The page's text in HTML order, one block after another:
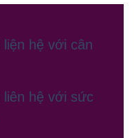
hệ với cân
hệ với sức